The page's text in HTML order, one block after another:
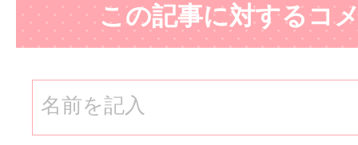
この記事に対するコ